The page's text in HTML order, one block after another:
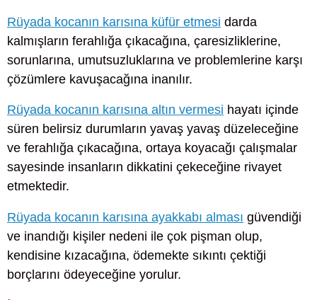
Rüyada kocanın karısına küfür etmesi darda
kalmışların ferahlığa çıkacağına, çaresizliklerine,
sorunlarına, umutsuzluklarına ve problemlerine karşı
çözümlere kavuşacağına inanılır.
Rüyada kocanın karısına altın vermesi hayatı içinde
süren belirsiz durumların yavaş yavaş düzeleceğine
ve ferahlığa çıkacağına, ortaya koyacağı çalışmalar
sayesinde insanların dikkatini çekeceğine rivayet
etmektedir.
Rüyada kocanın karısına ayakkabı alması güvendiği
ve inandığı kişiler nedeni ile çok pişman olup,
kendisine kızacağına, ödemekte sıkıntı çektiği
borçlarını ödeyeceğine yorulur.